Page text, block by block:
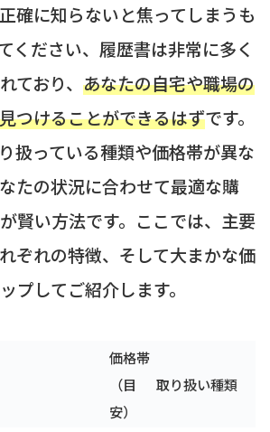
確に知らないと焦ってしまうも
ください、履歴書は非常に多く
ており、 あなたの自宅や職場の
つけることができるはずです。
扱っている種類や価格帯が異な
たの状況に合わせて最適な購
賢い方法です。ここでは、主要
ぞれの特徴、そして大まかな価
プしてご紹介します。
価格帯
（目
安）
取り扱い種類